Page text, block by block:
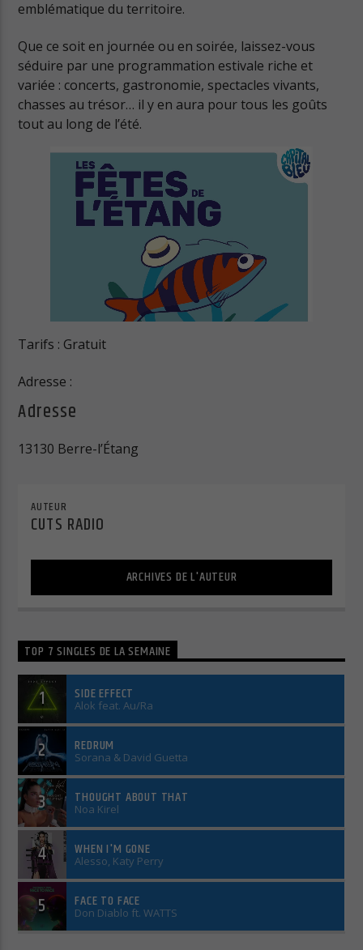
Cuts Radio
Cuts Hip Hop R&B
Cuts Latino
Cuts Pop Rock
Cuts Electro
emblématique du territoire.
Que ce soit en journée ou en soirée, laissez-vous
séduire par une programmation estivale riche et
variée : concerts, gastronomie, spectacles vivants,
chasses au trésor… il y en aura pour tous les goûts
tout au long de l’été.
Tarifs : Gratuit
Adresse :
Adresse
13130 Berre-l’Étang
AUTEUR
CUTS RADIO
ARCHIVES DE L'AUTEUR
TOP 7 SINGLES DE LA SEMAINE
1 SIDE EFFECT
Alok feat. Au/Ra
2 REDRUM
Sorana & David Guetta
3 THOUGHT ABOUT THAT
Noa Kirel
4 WHEN I'M GONE
Alesso, Katy Perry
5 FACE TO FACE
Don Diablo ft. WATTS